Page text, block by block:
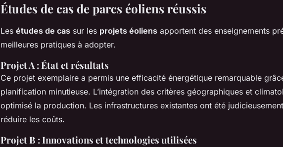
Études de cas de parcs éoliens réussis
Les études de cas sur les projets éoliens apportent des enseignements
meilleures pratiques à adopter.
Projet A : État et résultats
Ce projet exemplaire a permis une efficacité énergétique remarquable
planification minutieuse. L’intégration des critères géographiques et
optimisé la production. Les infrastructures existantes ont été
réduire les coûts.
Projet B : Innovations et technologies utilisées